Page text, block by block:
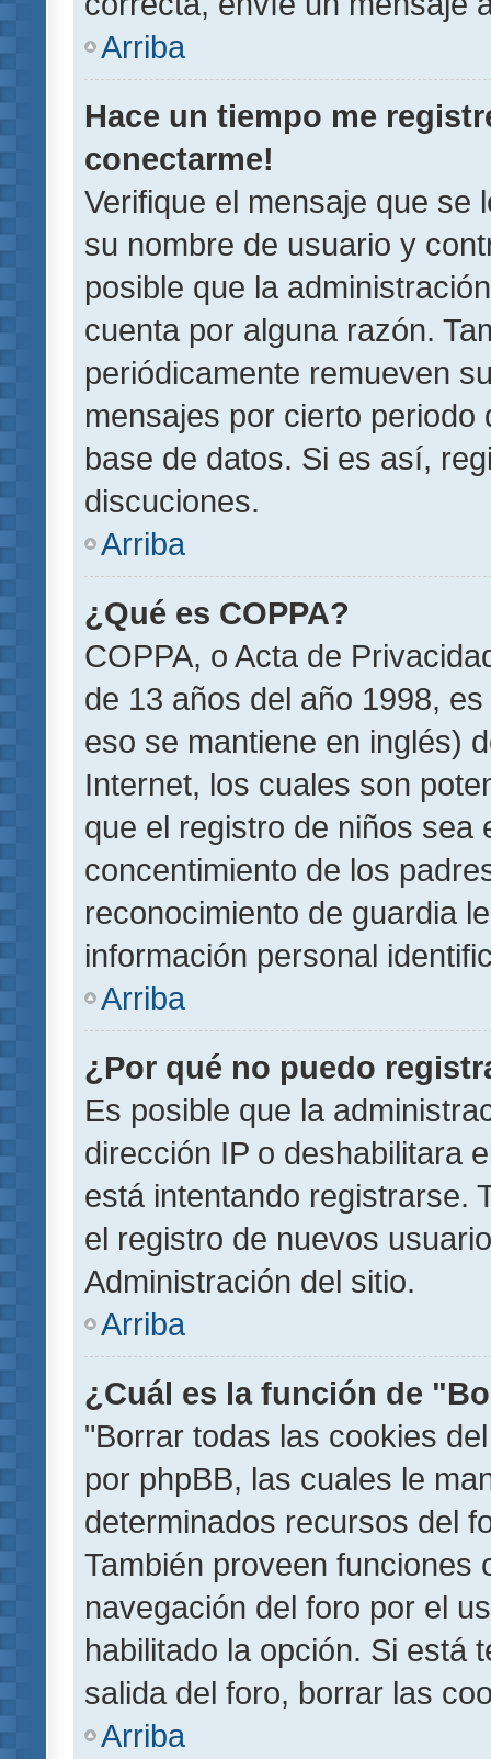
Arriba
Hace un tiempo me
conectarme!
Verifique el mensaje que se
su nombre de usuario y
posible que la
cuenta por alguna razón.
periódicamente remueven
mensajes por cierto
base de datos. Si es así,
discuciones.
Arriba
¿Qué es COPPA?
COPPA, o Acta de
de 13 años del año 1998,
eso se mantiene en inglés)
Internet, los cuales son
que el registro de niños sea
concentimiento de los
reconocimiento de guardia
información personal
Arriba
¿Por qué no puedo
Es posible que la
dirección IP o deshabilitara
está intentando registrarse.
el registro de nuevos
Administración del sitio.
Arriba
¿Cuál es la función de
"Borrar todas las cookies
por phpBB, las cuales le
determinados recursos del
También proveen funciones
navegación del foro por el
habilitado la opción. Si está
salida del foro, borrar las
Arriba